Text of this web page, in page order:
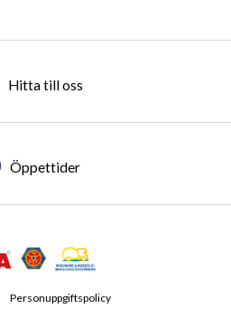
Hitta till oss
Öppettider
Personuppgiftspolicy